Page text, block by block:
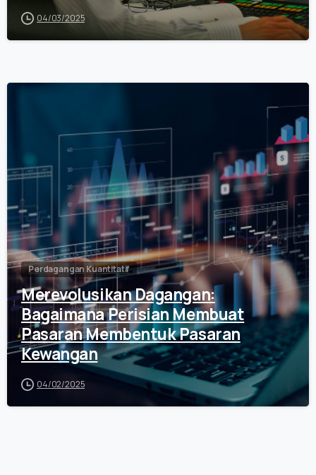
04/03/2025
0
Perdagangan Kuantitatif
Merevolusikan Dagangan:
Bagaimana Perisian Membuat
Pasaran Membentuk Pasaran
Kewangan
04/02/2025